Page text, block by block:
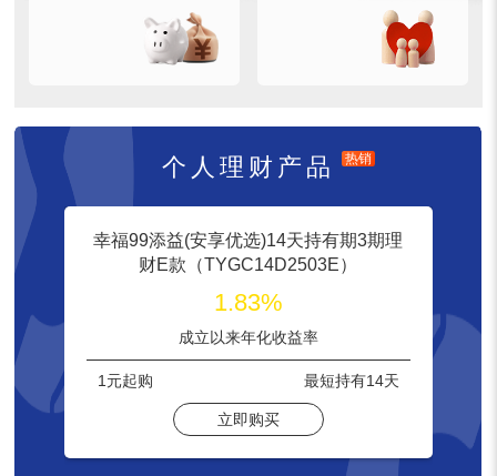
个人理财产品 热销
幸福99添益(安享优选)14天持有期3期理
财E款（TYGC14D2503E）
1.83%
成立以来年化收益率
1元起购 最短持有14天
立即购买